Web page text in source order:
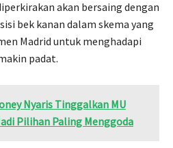
akan bersaing dengan
bek kanan dalam skema yang
Madrid untuk menghadapi
padat.
Nyaris Tinggalkan MU
Pilihan Paling Menggoda